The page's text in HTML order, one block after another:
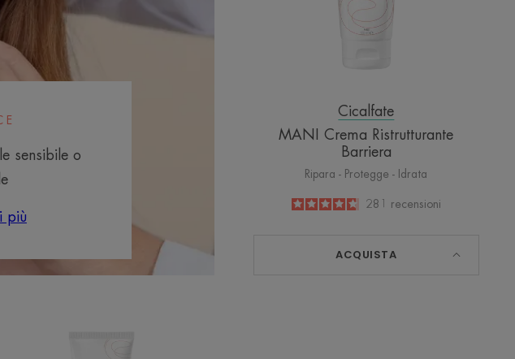
sensibile o
più
Cicalfate
MANI Crema Ristrutturante
Barriera
Ripara - Protegge - Idrata
4.8
/
5
281 recensioni
ACQUISTA